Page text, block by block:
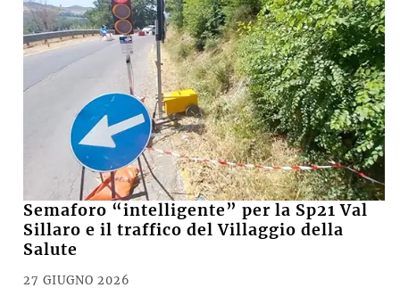
Semaforo “intelligente” per la Sp21 Val
Sillaro e il traffico del Villaggio della
Salute
27 GIUGNO 2026